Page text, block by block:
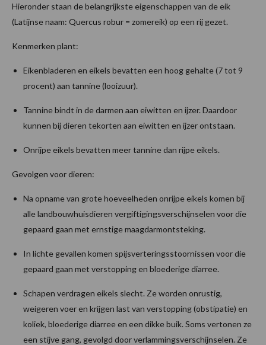
Hieronder staan de belangrijkste eigenschappen van de eik
(Latijnse naam: Quercus robur = zomereik) op een rij gezet.
Kenmerken plant:
Eikenbladeren en eikels bevatten een hoog gehalte (7 tot 9
procent) aan tannine (looizuur).
Tannine bindt in de darmen aan eiwitten en ijzer. Daardoor
kunnen bij dieren tekorten aan eiwitten en ijzer ontstaan.
Onrijpe eikels bevatten meer tannine dan rijpe eikels.
Gevolgen voor dieren:
Na opname van grote hoeveelheden onrijpe eikels komen bij
alle landbouwhuisdieren vergiftigingsverschijnselen voor die
gepaard gaan met ernstige maagdarmontsteking.
In lichte gevallen komen spijsverteringsstoornissen voor die
gepaard gaan met verstopping en bloederige diarree.
Schapen verdragen eikels slecht. Ze worden onrustig,
weigeren voer en krijgen last van verstopping (obstipatie) en
koliek, bloederige diarree en een dikke buik. Soms vertonen ze
een stijve gang, gevolgd door verlammingsverschijnselen. Ze